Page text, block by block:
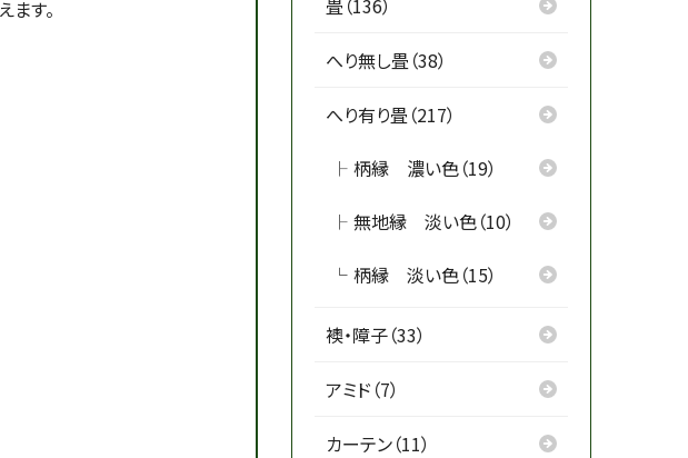
す。
へり無し畳（38）
へり有り畳（217）
柄縁 濃い色（19）
無地縁 淡い色（10）
柄縁 淡い色（15）
襖・障子（33）
アミド（7）
カーテン（11）